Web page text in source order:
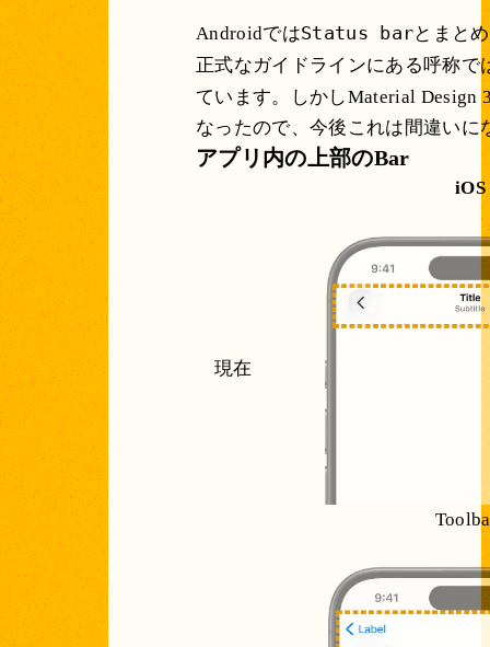
AndroidではStatus barとまと
正式なガイドラインにある呼称
ています。しかしMaterial Design
なったので、今後これは間違いに
アプリ内の上部のBar
iOS
現在